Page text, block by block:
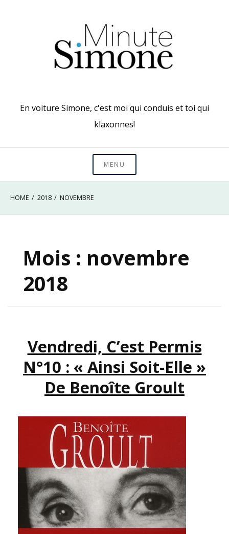
En voiture Simone, c'est moi qui conduis et toi qui
klaxonnes!
MENU
HOME 2018 NOVEMBRE
Mois : novembre
2018
Vendredi, C’est Permis
N°10 : « Ainsi Soit-Elle »
De Benoîte Groult